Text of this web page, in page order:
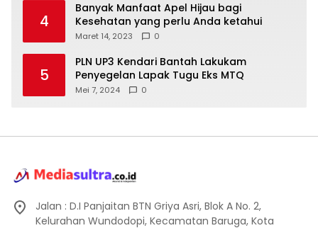
4
Banyak Manfaat Apel Hijau bagi
Kesehatan yang perlu Anda ketahui
Maret 14, 2023 0
5
PLN UP3 Kendari Bantah Lakukam
Penyegelan Lapak Tugu Eks MTQ
Mei 7, 2024 0
Jalan : D.I Panjaitan BTN Griya Asri, Blok A No. 2,
Kelurahan Wundodopi, Kecamatan Baruga, Kota